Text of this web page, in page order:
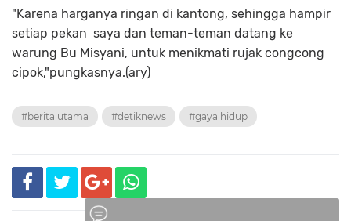
"Karena harganya ringan di kantong, sehingga hampir
setiap pekan saya dan teman-teman datang ke
warung Bu Misyani, untuk menikmati rujak congcong
cipok,"pungkasnya.(ary)
#berita utama #detiknews #gaya hidup